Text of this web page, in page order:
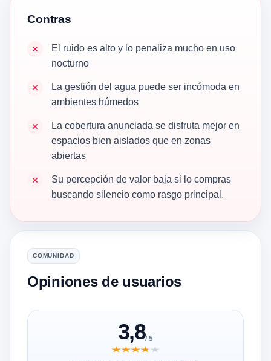
Contras
El ruido es alto y lo penaliza mucho en uso
nocturno
La gestión del agua puede ser incómoda en
ambientes húmedos
La cobertura anunciada se disfruta mejor en
espacios bien aislados que en zonas
abiertas
Su percepción de valor baja si lo compras
buscando silencio como rasgo principal.
COMUNIDAD
Opiniones de usuarios
3,8/ 5
★★★★★
★★★★★